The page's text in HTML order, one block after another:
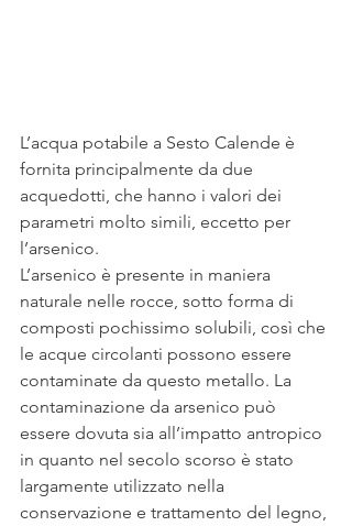
L’acqua potabile a Sesto Calende è
fornita principalmente da due
acquedotti, che hanno i valori dei
parametri molto simili, eccetto per
l’arsenico.
L’arsenico è presente in maniera
naturale nelle rocce, sotto forma di
composti pochissimo solubili, così che
le acque circolanti possono essere
contaminate da questo metallo. La
contaminazione da arsenico può
essere dovuta sia all’impatto antropico
in quanto nel secolo scorso è stato
largamente utilizzato nella
conservazione e trattamento del legno,